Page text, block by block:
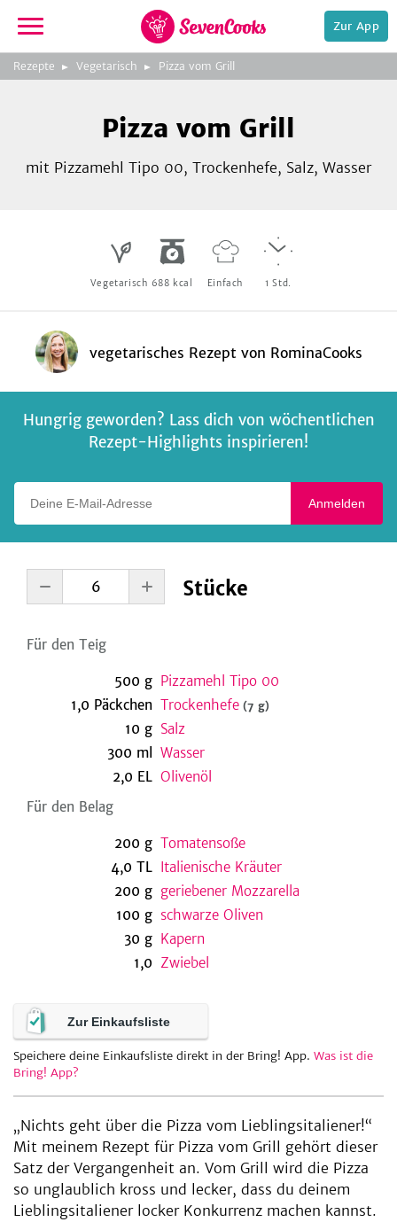
zur
Startseite
Zur App
Rezepte Vegetarisch Pizza vom Grill
Bild
3
zeigen
Pizza vom Grill
mit Pizzamehl Tipo 00, Trockenhefe, Salz, Wasser
Vegetarisch 688 kcal Einfach 1 Std.
vegetarisches Rezept von RominaCooks
Hungrig geworden? Lass dich von wöchentlichen
Rezept-Highlights inspirieren!
Anmelden
Stücke
Für den Teig
500 g Pizzamehl Tipo 00
1,0 Päckchen Trockenhefe (7 g)
10 g Salz
300 ml
Wasser
2,0 EL Olivenöl
Für den Belag
200 g Tomatensoße
4,0 TL Italienische Kräuter
200 g geriebener Mozzarella
100 g schwarze Oliven
30 g Kapern
1,0 Zwiebel
Zur Einkaufsliste
Speichere deine Einkaufsliste direkt in der Bring! App. Was ist die
Bring! App?
„Nichts geht über die Pizza vom Lieblingsitaliener!“
Mit meinem Rezept für Pizza vom Grill gehört dieser
Satz der Vergangenheit an. Vom Grill wird die Pizza
so unglaublich kross und lecker, dass du deinem
Lieblingsitaliener locker Konkurrenz machen kannst.